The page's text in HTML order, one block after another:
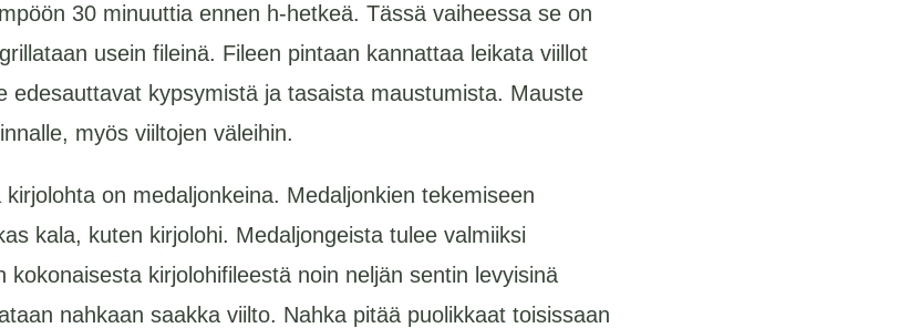
30 minuuttia ennen h-hetkeä. Tässä vaiheessa se on
usein fileinä. Fileen pintaan kannattaa leikata viillot
edesauttavat kypsymistä ja tasaista maustumista. Mauste
myös viiltojen väleihin.
on medaljonkeina. Medaljonkien tekemiseen
kala, kuten kirjolohi. Medaljongeista tulee valmiiksi
kokonaisesta kirjolohifileestä noin neljän sentin levyisinä
nahkaan saakka viilto. Nahka pitää puolikkaat toisissaan